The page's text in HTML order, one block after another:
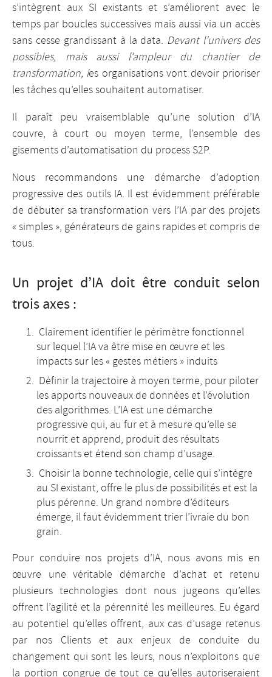
s’intègrent aux SI existants et s’améliorent avec le
temps par boucles successives mais aussi via un accès
sans cesse grandissant à la data. Devant l’univers des
possibles, mais aussi l’ampleur du chantier de
transformation, les organisations vont devoir prioriser
les tâches qu’elles souhaitent automatiser.
Il paraît peu vraisemblable qu’une solution d’IA
couvre, à court ou moyen terme, l’ensemble des
gisements d’automatisation du process S2P.
Nous recommandons une démarche d’adoption
progressive des outils IA. Il est évidemment préférable
de débuter sa transformation vers l’IA par des projets
« simples », générateurs de gains rapides et compris de
tous.
Un projet d’IA doit être conduit selon
trois axes :
Clairement identifier le périmètre fonctionnel
sur lequel l’IA va être mise en œuvre et les
impacts sur les « gestes métiers » induits
Définir la trajectoire à moyen terme, pour piloter
les apports nouveaux de données et l’évolution
des algorithmes. L’IA est une démarche
progressive qui, au fur et à mesure qu’elle se
nourrit et apprend, produit des résultats
croissants et étend son champ d’usage.
Choisir la bonne technologie, celle qui s’intègre
au SI existant, offre le plus de possibilités et est la
plus pérenne. Un grand nombre d’éditeurs
émerge, il faut évidemment trier l’ivraie du bon
grain.
Pour conduire nos projets d’IA, nous avons mis en
œuvre une véritable démarche d’achat et retenu
plusieurs technologies dont nous jugeons qu’elles
offrent l’agilité et la pérennité les meilleures. Eu égard
au potentiel qu’elles offrent, aux cas d’usage retenus
par nos Clients et aux enjeux de conduite du
changement qui sont les leurs, nous n’exploitons que
la portion congrue de tout ce qu’elles autoriseraient